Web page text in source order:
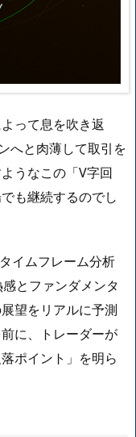
って息を吹き返
へと肉薄して取引を
うなこの「V字回
も継続するのでし
イムフレーム分析
とファンダメンタ
望をリアルに予測
に、トレーダーが
ポイント」を明ら